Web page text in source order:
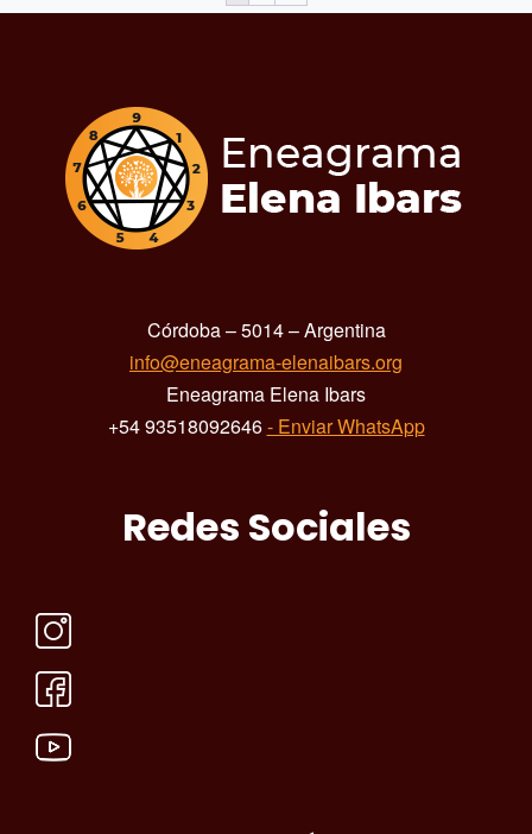
Córdoba – 5014 – Argentina
info@eneagrama-elenaibars.org
Eneagrama Elena Ibars
+54 93518092646- Enviar WhatsApp
Redes Sociales